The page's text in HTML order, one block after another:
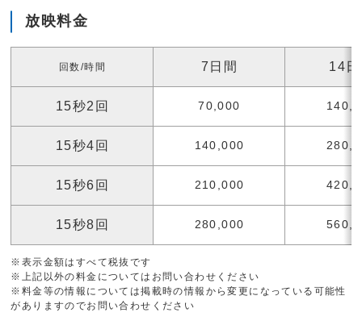
放映料金
回数/時間 7日間 14日
15秒2回 70,000
15秒4回 140,000
15秒6回 210,000
15秒8回 280,000
※表示金額はすべて税抜です
※上記以外の料金についてはお問い合わせください
※料金等の情報については掲載時の情報から変更になっている可能性
がありますのでお問い合わせください